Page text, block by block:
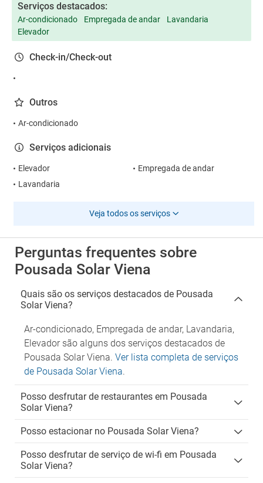
Serviços destacados:
Ar-condicionado Empregada de andar
Lavandaria
Elevador
Check-in/Check-out
Outros
Ar-condicionado
Serviços adicionais
Elevador
Empregada de andar
Lavandaria
Veja todos os serviços
Perguntas frequentes sobre
Pousada Solar Viena
Quais são os serviços destacados de Pousada
Solar Viena?
Ar-condicionado, Empregada de andar, Lavandaria,
Elevador são alguns dos serviços destacados de
Pousada Solar Viena. Ver lista completa de serviços
de Pousada Solar Viena.
Posso desfrutar de restaurantes em Pousada
Solar Viena?
Posso estacionar no Pousada Solar Viena?
Posso desfrutar de serviço de wi-fi em Pousada
Solar Viena?